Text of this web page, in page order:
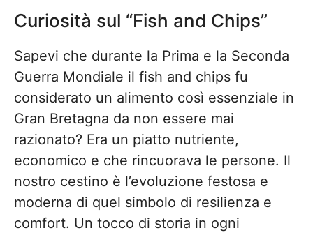
Curiosità sul “Fish and Chips”
Sapevi che durante la Prima e la Seconda
Guerra Mondiale il fish and chips fu
considerato un alimento così essenziale in
Gran Bretagna da non essere mai
razionato? Era un piatto nutriente,
economico e che rincuorava le persone. Il
nostro cestino è l’evoluzione festosa e
moderna di quel simbolo di resilienza e
comfort. Un tocco di storia in ogni